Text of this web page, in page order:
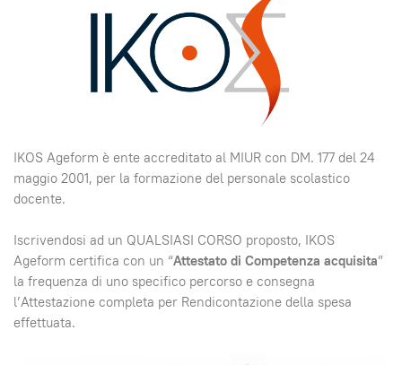
IKOS Ageform è ente accreditato al MIUR con DM. 177 del 24
maggio 2001, per la formazione del personale scolastico
docente.
Iscrivendosi ad un QUALSIASI CORSO proposto, IKOS
Ageform certifica con un “Attestato di Competenza acquisita”
la frequenza di uno specifico percorso e consegna
l’Attestazione completa per Rendicontazione della spesa
effettuata.